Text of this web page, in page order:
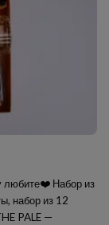
любите❤️ Набор из
набор из 12
PALE —